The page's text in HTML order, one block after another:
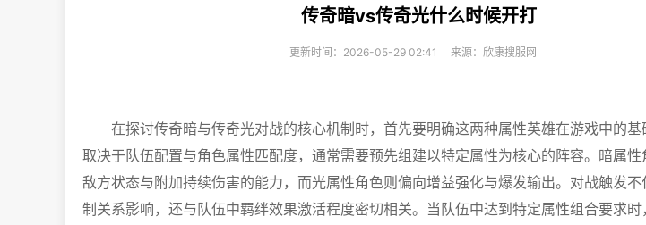
传奇暗vs传奇光什么时候开打
更新时间：2026-05-29 02:41 来源：欣康搜服网
在探讨传奇暗与传奇光对战的核心机制时，首先要明确这两种属性英雄在游戏中的
取决于队伍配置与角色属性匹配度，通常需要预先组建以特定属性为核心的阵容。暗属
敌方状态与附加持续伤害的能力，而光属性角色则偏向增益强化与爆发输出。对战触发
制关系影响，还与队伍中羁绊效果激活程度密切相关。当队伍中达到特定属性组合要求